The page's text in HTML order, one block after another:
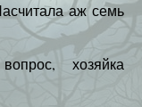
аж семь
хозяйка